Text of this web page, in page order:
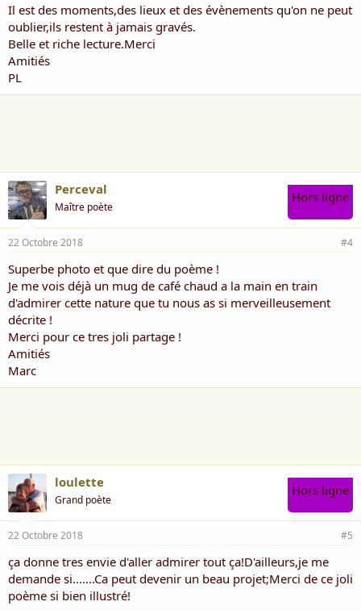
Il est des moments,des lieux et des évènements qu'on ne peut
oublier,ils restent à jamais gravés.
Belle et riche lecture.Merci
Amitiés
PL
Perceval
Maître poète
Hors ligne
22 Octobre 2018 #4
Superbe photo et que dire du poème !
Je me vois déjà un mug de café chaud a la main en train
d'admirer cette nature que tu nous as si merveilleusement
décrite !
Merci pour ce tres joli partage !
Amitiés
Marc
loulette
Grand poète
Hors ligne
22 Octobre 2018 #5
ça donne tres envie d'aller admirer tout ça!D'ailleurs,je me
demande si.......Ca peut devenir un beau projet;Merci de ce joli
poème si bien illustré!